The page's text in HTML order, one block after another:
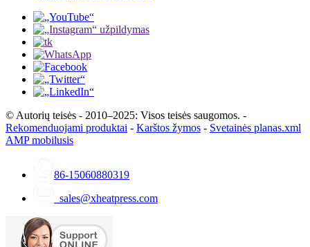
© Autorių teisės - 2010–2025: Visos teisės saugomos. -
Rekomenduojami produktai - Karštos žymos - Svetainės planas.xml
AMP mobilusis
86-15060880319
sales@xheatpress.com